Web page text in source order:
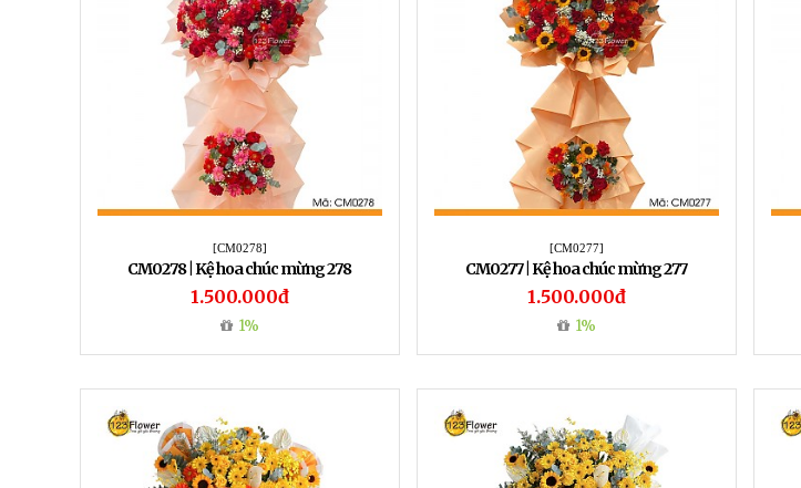
[CM0278]
CM0278 | Kệ hoa chúc mừng 278
1.500.000đ
1%
[CM0277]
CM0277 | Kệ hoa chúc mừng 277
1.500.000đ
1%